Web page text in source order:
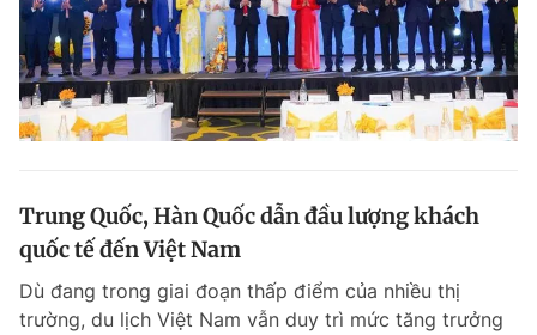
Trung Quốc, Hàn Quốc dẫn đầu lượng khách
quốc tế đến Việt Nam
Dù đang trong giai đoạn thấp điểm của nhiều thị
trường, du lịch Việt Nam vẫn duy trì mức tăng trưởng